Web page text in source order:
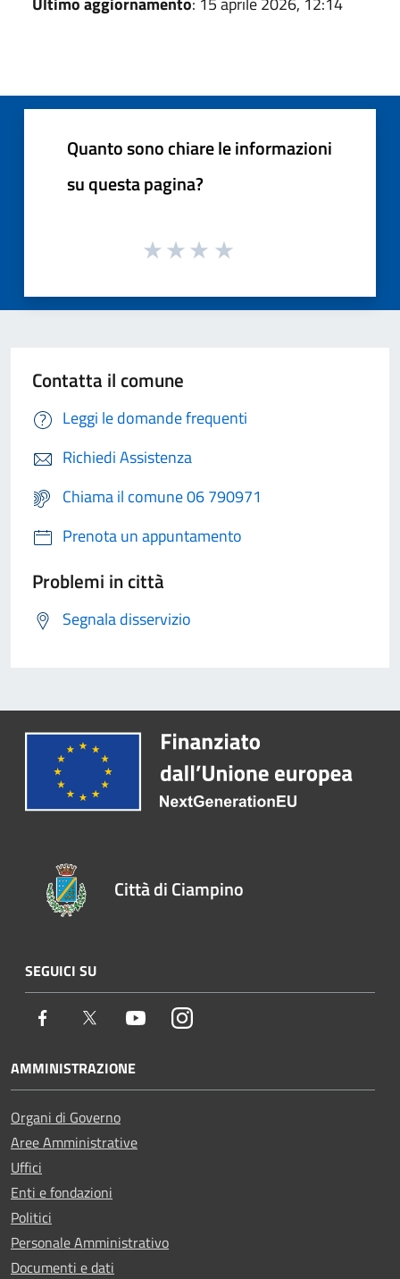
Quanto sono chiare le informazioni
su questa pagina?
Contatta il comune
Leggi le domande frequenti
Richiedi Assistenza
Chiama il comune 06 790971
Prenota un appuntamento
Problemi in città
Segnala disservizio
Città di Ciampino
SEGUICI SU
Facebook Twitter YoutubeInstagram
AMMINISTRAZIONE
Organi di Governo
Aree Amministrative
Uffici
Enti e fondazioni
Politici
Personale Amministrativo
Documenti e dati